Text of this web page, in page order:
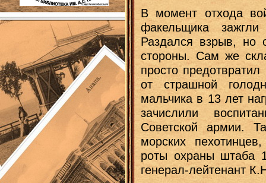
В момент отхода
факельщика
Раздался взрыв, но
стороны. Сам же
просто
от страшной
мальчика в 13 лет
зачислили
Советской армии.
морских
роты охраны штаба
генерал-лейтенант